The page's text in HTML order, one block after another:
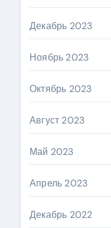
Декабрь 2023
Ноябрь 2023
Октябрь 2023
Август 2023
Май 2023
Апрель 2023
Декабрь 2022